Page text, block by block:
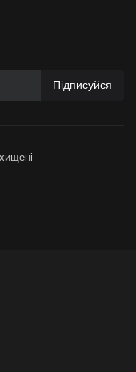
Підписуйся